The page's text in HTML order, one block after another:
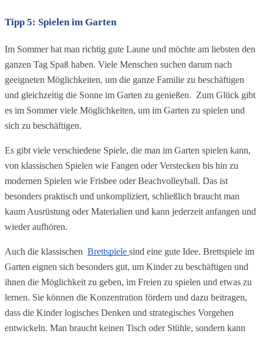
Tipp 5: Spielen im Garten
Im Sommer hat man richtig gute Laune und möchte am liebsten den
ganzen Tag Spaß haben. Viele Menschen suchen darum nach
geeigneten Möglichkeiten, um die ganze Familie zu beschäftigen
und gleichzeitig die Sonne im Garten zu genießen.  Zum Glück gibt
es im Sommer viele Möglichkeiten, um im Garten zu spielen und
sich zu beschäftigen.
Es gibt viele verschiedene Spiele, die man im Garten spielen kann,
von klassischen Spielen wie Fangen oder Verstecken bis hin zu
modernen Spielen wie Frisbee oder Beachvolleyball. Das ist
besonders praktisch und unkompliziert, schließlich braucht man
kaum Ausrüstung oder Materialien und kann jederzeit anfangen und
wieder aufhören.
Auch die klassischen Brettspiele sind eine gute Idee. Brettspiele im
Garten eignen sich besonders gut, um Kinder zu beschäftigen und
ihnen die Möglichkeit zu geben, im Freien zu spielen und etwas zu
lernen. Sie können die Konzentration fördern und dazu beitragen,
dass die Kinder logisches Denken und strategisches Vorgehen
entwickeln. Man braucht keinen Tisch oder Stühle, sondern kann